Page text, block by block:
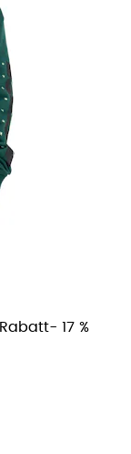
Rabatt- 17 %